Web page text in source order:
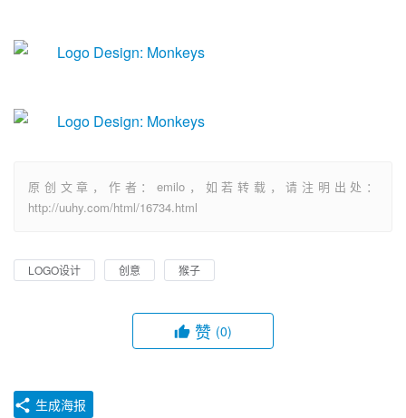
原创文章，作者：emilo，如若转载，请注明出处：
http://uuhy.com/html/16734.html
LOGO设计 创意 猴子
赞 (0)
生成海报